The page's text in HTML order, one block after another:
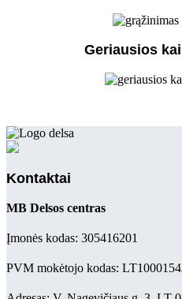
Geriausios
Kontaktai
MB Delsos centras
Įmonės kodas: 305416201
PVM mokėtojo kodas: